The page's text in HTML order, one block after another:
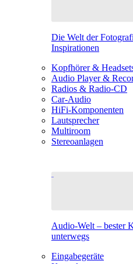
Die Welt der
Inspirationen
Kopfhörer &
Audio Player &
Radios & Radio-CD
Car-Audio
HiFi-Komponenten
Lautsprecher
Multiroom
Stereoanlagen
Audio-Welt – bester
unterwegs
Eingabegeräte